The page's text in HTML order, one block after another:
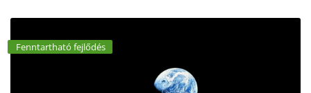
Fenntartható fejlődés